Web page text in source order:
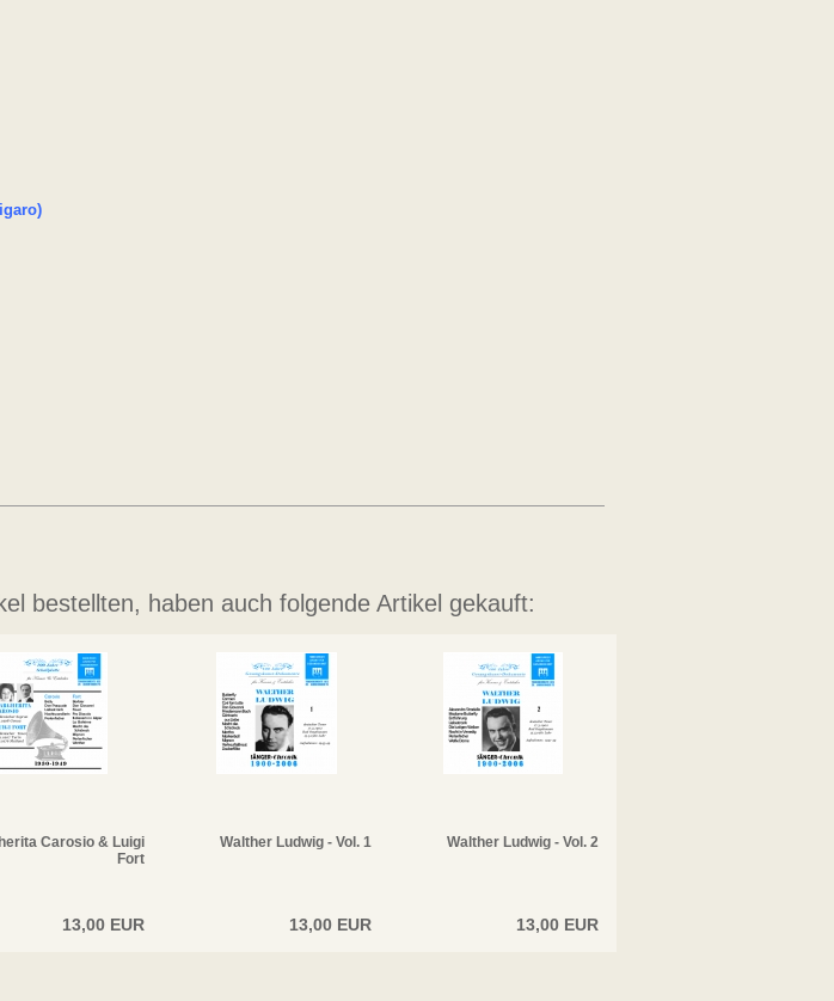
bestellten, haben auch folgende Artikel gekauft:
Carosio & Luigi
Fort
13,00 EUR
Walther Ludwig - Vol. 1
13,00 EUR
Walther Ludwig - Vol. 2
13,00 EUR